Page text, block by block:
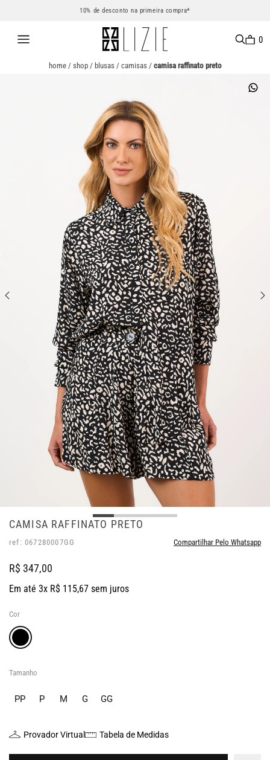
10% de desconto na primeira compra*
0
home/ shop/ blusas/ camisas/ camisa raffinato preto
CAMISA RAFFINATO PRETO
ref: 067280007GG Compartilhar Pelo Whatsapp
R$ 347,00
Em até 3x R$ 115,67 sem juros
Cor
Tamanho
PP P M G GG
Provador Virtual Tabela de Medidas